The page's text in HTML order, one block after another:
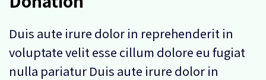
Duis aute irure dolor in reprehenderit in
voluptate velit esse cillum dolore eu fugiat
nulla pariatur Duis aute irure dolor in